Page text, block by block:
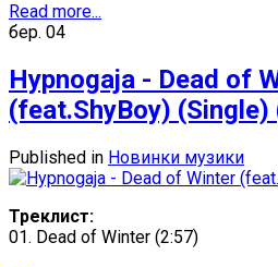
Read more...
бер. 04
Hypnogaja - Dead of
(feat.ShyBoy) (Single)
Published in Новинки музики
Треклист:
01. Dead of Winter (2:57)